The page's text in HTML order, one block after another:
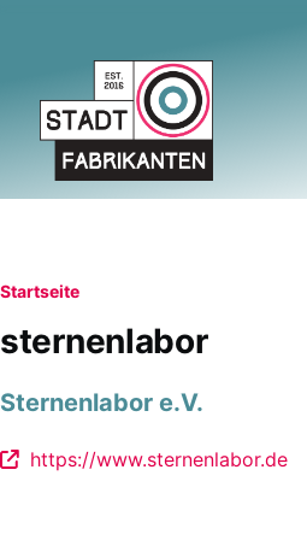
Pfadnavigation
Startseite
sternenlabor
Sternenlabor e.V.
https://www.sternenlabor.de